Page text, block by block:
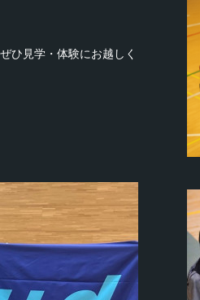
ひ見学・体験にお越しく